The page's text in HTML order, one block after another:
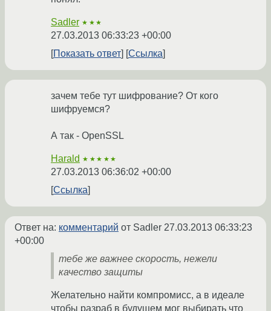
Sadler ★★★
27.03.2013 06:33:23 +00:00
Показать ответ
Ссылка
зачем тебе тут шифрование? От кого
шифруемся?
А так - OpenSSL
Harald ★★★★★
27.03.2013 06:36:02 +00:00
Ссылка
Ответ на: комментарий от Sadler 27.03.2013 06:33:23
+00:00
тебе же важнее скорость, нежели
качество защиты
Желательно найти компромисс, а в идеале
чтобы разраб в будущем мог выбирать что